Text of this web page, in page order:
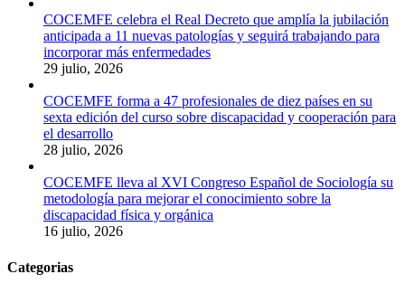
COCEMFE celebra el Real Decreto que amplía la jubilación
anticipada a 11 nuevas patologías y seguirá trabajando para
incorporar más enfermedades
29 julio, 2026
COCEMFE forma a 47 profesionales de diez países en su
sexta edición del curso sobre discapacidad y cooperación para
el desarrollo
28 julio, 2026
COCEMFE lleva al XVI Congreso Español de Sociología su
metodología para mejorar el conocimiento sobre la
discapacidad física y orgánica
16 julio, 2026
Categorias